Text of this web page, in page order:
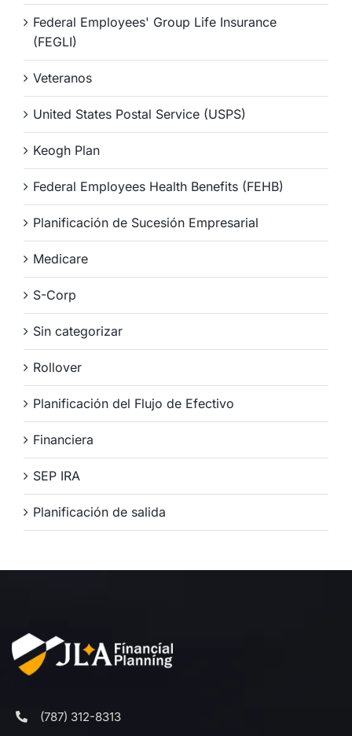
Federal Employees' Group Life Insurance
(FEGLI)
Veteranos
United States Postal Service (USPS)
Keogh Plan
Federal Employees Health Benefits (FEHB)
Planificación de Sucesión Empresarial
Medicare
S-Corp
Sin categorizar
Rollover
Planificación del Flujo de Efectivo
Financiera
SEP IRA
Planificación de salida
(787) 312-8313